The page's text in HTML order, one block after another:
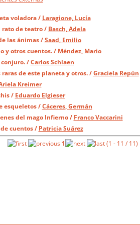
voladora/ Laragione, Lucía
rato de teatro/ Basch, Adela
las ánimas/Saad, Emilio
y otros cuentos./ Méndez, Mario
/Carlos Schlaen
raras de este planeta y otros./Graciela Repún
Kreimer
/ Eduardo Elgieser
esqueletos/Cáceres, Germán
del mago Infierno/ Franco Vaccarini
cuentos/ Patricia Suárez
1
(1 - 11 / 11)